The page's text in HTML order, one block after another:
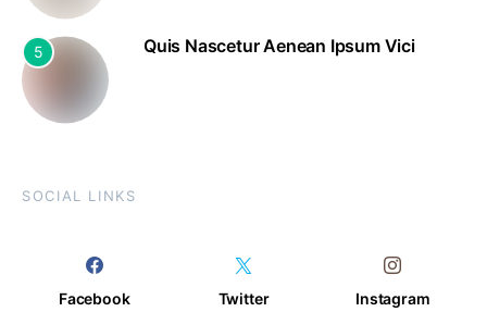
5 Quis Nascetur Aenean Ipsum Vici
SOCIAL LINKS
Facebook Twitter Instagram